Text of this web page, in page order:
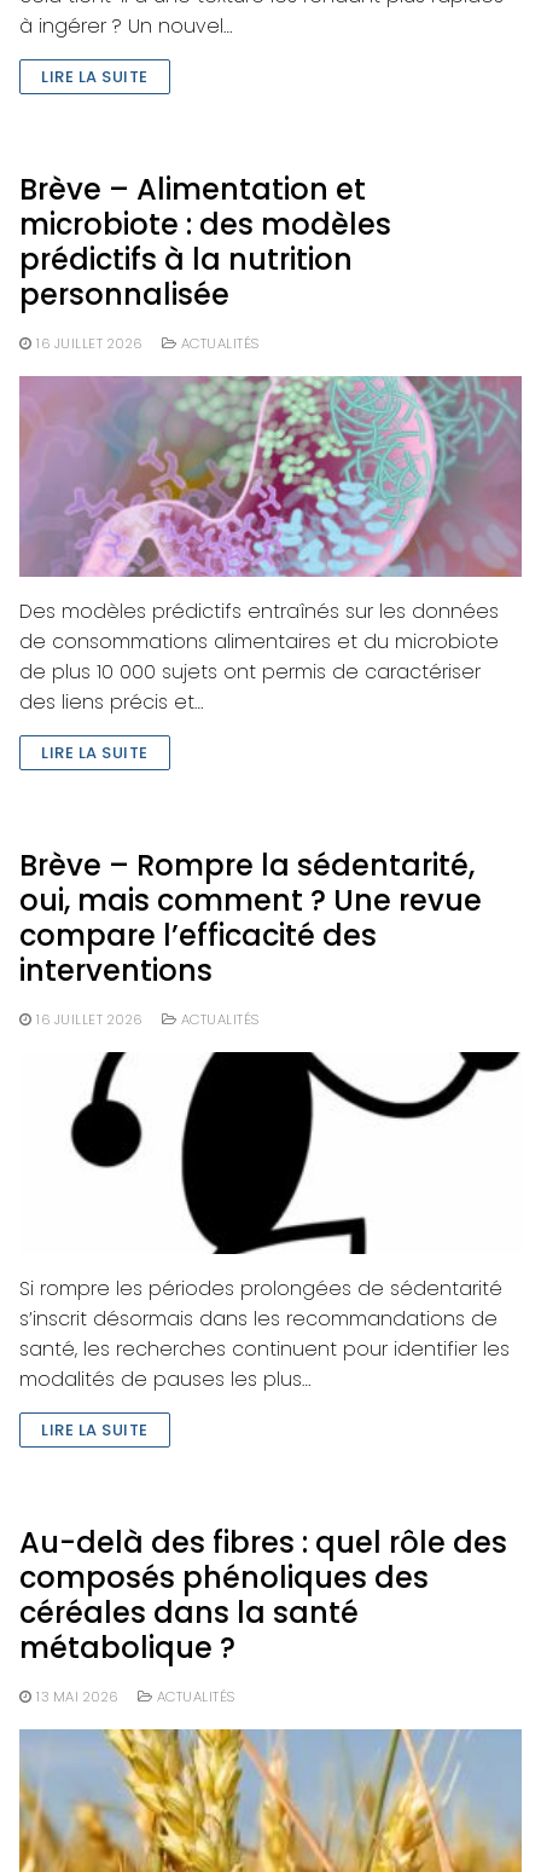
à ingérer ? Un nouvel…
LIRE LA SUITE
Brève – Alimentation et
microbiote : des modèles
prédictifs à la nutrition
personnalisée
16 JUILLET 2026 ACTUALITÉS
Des modèles prédictifs entraînés sur les données
de consommations alimentaires et du microbiote
de plus 10 000 sujets ont permis de caractériser
des liens précis et…
LIRE LA SUITE
Brève – Rompre la sédentarité,
oui, mais comment ? Une revue
compare l’efficacité des
interventions
16 JUILLET 2026 ACTUALITÉS
Si rompre les périodes prolongées de sédentarité
s’inscrit désormais dans les recommandations de
santé, les recherches continuent pour identifier les
modalités de pauses les plus…
LIRE LA SUITE
Au-delà des fibres : quel rôle des
composés phénoliques des
céréales dans la santé
métabolique ?
13 MAI 2026 ACTUALITÉS